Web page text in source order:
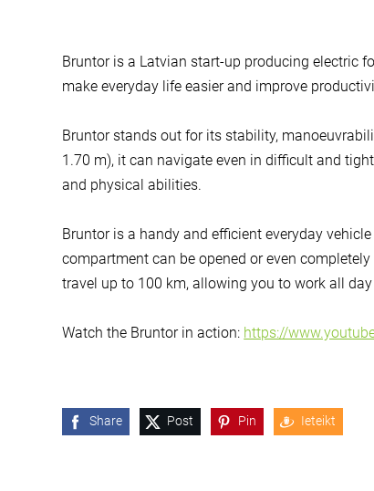
Bruntor is a Latvian start-up producing electric
make everyday life easier and improve
Bruntor stands out for its stability,
1.70 m), it can navigate even in difficult and
and physical abilities.
Bruntor is a handy and efficient everyday
compartment can be opened or even
travel up to 100 km, allowing you to work all
Watch the Bruntor in action: https://
Share Post Pin Ieteikt